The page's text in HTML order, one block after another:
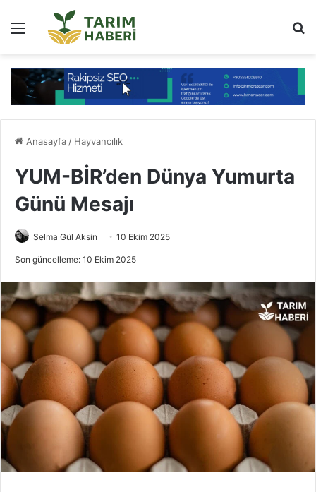
Menü
Anasayfa/ Hayvancılık
YUM-BİR’den Dünya Yumurta
Günü Mesajı
Selma Gül Aksin 10 Ekim 2025
Son güncelleme: 10 Ekim 2025